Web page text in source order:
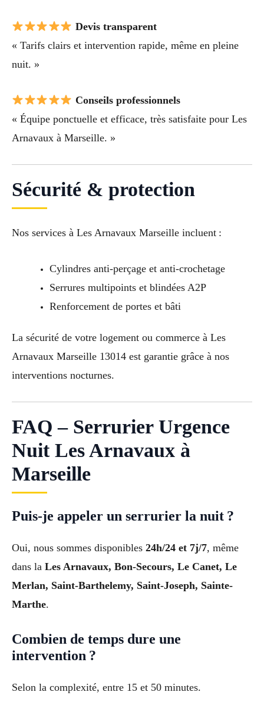
Devis transparent
« Tarifs clairs et intervention rapide, même en pleine
nuit. »
Conseils professionnels
« Équipe ponctuelle et efficace, très satisfaite pour Les
Arnavaux à Marseille. »
Sécurité & protection
Nos services à Les Arnavaux Marseille incluent :
Cylindres anti-perçage et anti-crochetage
Serrures multipoints et blindées A2P
Renforcement de portes et bâti
La sécurité de votre logement ou commerce à Les
Arnavaux Marseille 13014 est garantie grâce à nos
interventions nocturnes.
FAQ – Serrurier Urgence
Nuit Les Arnavaux à
Marseille
Puis-je appeler un serrurier la nuit ?
Oui, nous sommes disponibles 24h/24 et 7j/7, même
dans la Les Arnavaux, Bon-Secours, Le Canet, Le
Merlan, Saint-Barthelemy, Saint-Joseph, Sainte-
Marthe.
Combien de temps dure une
intervention ?
Selon la complexité, entre 15 et 50 minutes.